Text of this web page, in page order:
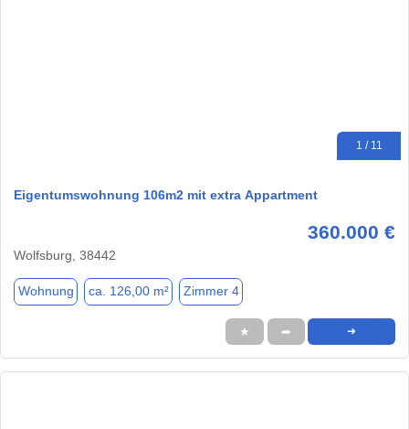
1 / 11
Eigentumswohnung 106m2 mit extra Appartment
360.000 €
Wolfsburg, 38442
Wohnung ca. 126,00 m² Zimmer 4
★ ➦ ➜